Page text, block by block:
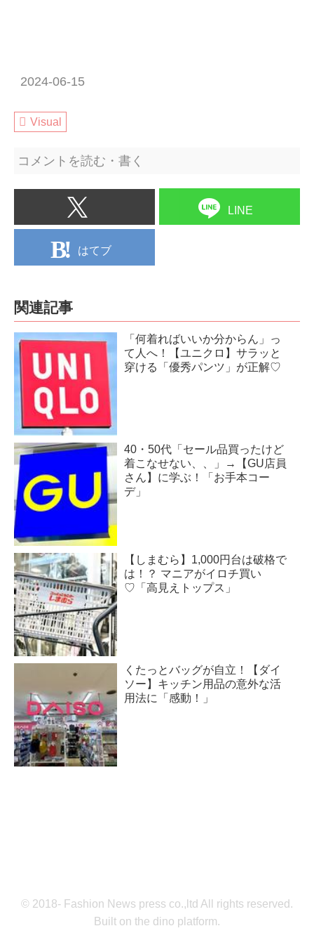
2024-06-15
Visual
コメントを読む・書く
LINE
はてブ
関連記事
「何着ればいいか分からん」っ
て人へ！【ユニクロ】サラッと
穿ける「優秀パンツ」が正解♡
40・50代「セール品買ったけど
着こなせない、、」→【GU店員
さん】に学ぶ！「お手本コー
デ」
【しまむら】1,000円台は破格で
は！？ マニアがイロチ買い
♡「高見えトップス」
くたっとバッグが自立！【ダイ
ソー】キッチン用品の意外な活
用法に「感動！」
© 2018- Fashion News press co.,ltd All rights reserved.
Built on the dino platform.